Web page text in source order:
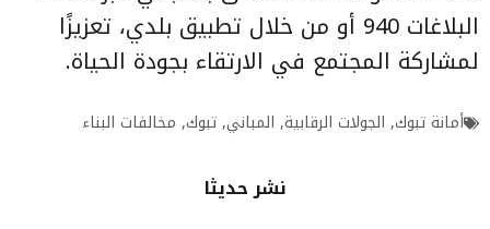
البلاغات 940 أو من خلال تطبيق بلدي، تعزيزًا
لمشاركة المجتمع في الارتقاء بجودة الحياة.
أمانة تبوك, الجولات الرقابية, المباني,تبوك, مخالفات البناء
نشر حديثا